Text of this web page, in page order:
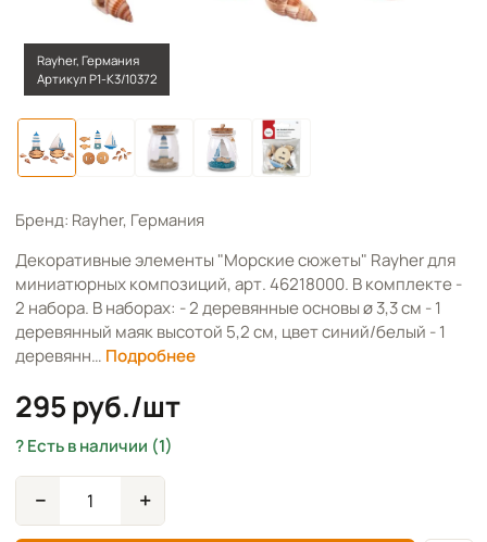
Rayher, Германия
Артикул Р1-К3/10372
Бренд: Rayher, Германия
Декоративные элементы "Морские сюжеты" Rayher для
миниатюрных композиций, арт. 46218000. В комплекте -
2 набора. В наборах: - 2 деревянные основы ø 3,3 см - 1
деревянный маяк высотой 5,2 см, цвет синий/белый - 1
деревянн… Подробнее
295 руб./шт
Есть в наличии (1)
− +